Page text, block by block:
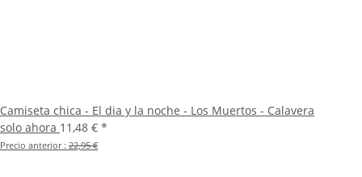
Camiseta chica - El dia y la noche - Los Muertos - Calavera
solo ahora 11,48 € *
Precio anterior : 22,95 €